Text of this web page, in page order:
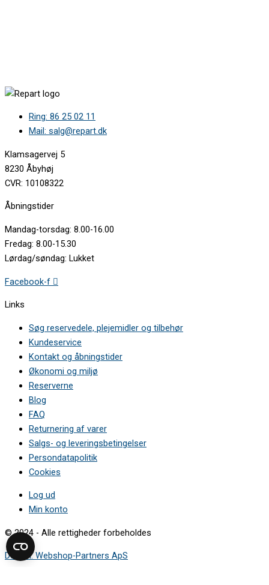
GRAM KFI3285-90N 7244843819 •
GRAM KFI3285-91N 7516520012 •
KAFF KRF242BI 7244846518 •
Rosieres PBF320NFOEM 7516520032 •
Rosieres RBCP3183NF 7244848618 •
Rosieres RBCP3183NF/EOEM 7516520025 •
SMEG CB320NFK 7516520023 •
SMEG CB320U 7516520026 •
Ring: 86 25 02 11
Mail: salg@repart.dk
Klamsagervej 5
8230 Åbyhøj
CVR: 10108322
Åbningstider
Mandag-torsdag: 8.00-16.00
Fredag: 8.00-15.30
Lørdag/søndag: Lukket
Facebook-f
Links
Søg reservedele, plejemidler og tilbehør
Kundeservice
Kontakt og åbningstider
Økonomi og miljø
Reserverne
Blog
FAQ
Returnering af varer
Salgs- og leveringsbetingelser
Persondatapolitik
Cookies
Log ud
Min konto
© 2024 - Alle rettigheder forbeholdes
Design: Webshop-Partners ApS